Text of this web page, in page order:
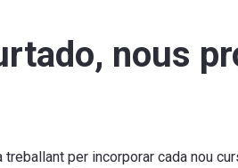
nous
per incorporar cada nou